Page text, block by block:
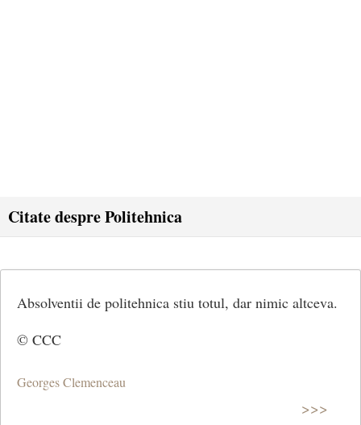
Citate despre Politehnica
Absolventii de politehnica stiu totul, dar nimic altceva.
© CCC
Georges Clemenceau
>>>